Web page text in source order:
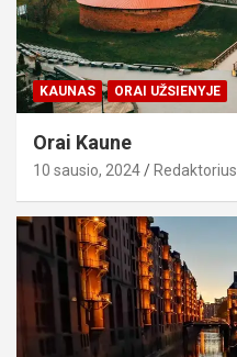
KAUNAS ORAI UŽSIENYJE
Orai Kaune
10 sausio, 2024 Redaktorius